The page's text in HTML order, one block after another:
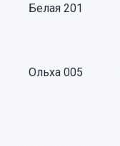
Белая 201
Ольха 005